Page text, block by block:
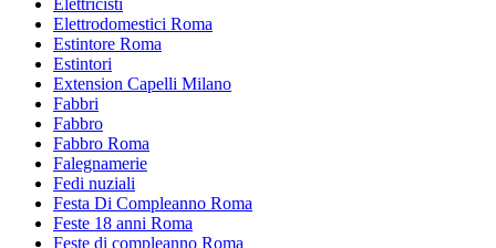
Elettrodomestici Roma
Estintore Roma
Estintori
Extension Capelli Milano
Fabbri
Fabbro
Fabbro Roma
Falegnamerie
Fedi nuziali
Festa Di Compleanno Roma
Feste 18 anni Roma
Feste di compleanno Roma